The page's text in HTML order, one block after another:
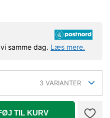
samme dag. Læs mere.
3 VARIANTER
TIL KURV